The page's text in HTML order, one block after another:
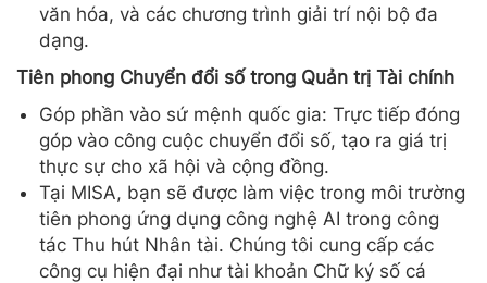
văn hóa, và các chương trình giải trí nội bộ đa
dạng.
Tiên phong Chuyển đổi số trong Quản trị Tài chính
Góp phần vào sứ mệnh quốc gia: Trực tiếp đóng
góp vào công cuộc chuyển đổi số, tạo ra giá trị
thực sự cho xã hội và cộng đồng.
Tại MISA, bạn sẽ được làm việc trong môi trường
tiên phong ứng dụng công nghệ AI trong công
tác Thu hút Nhân tài. Chúng tôi cung cấp các
công cụ hiện đại như tài khoản Chữ ký số cá